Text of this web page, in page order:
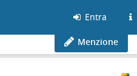
Entra
Menzione